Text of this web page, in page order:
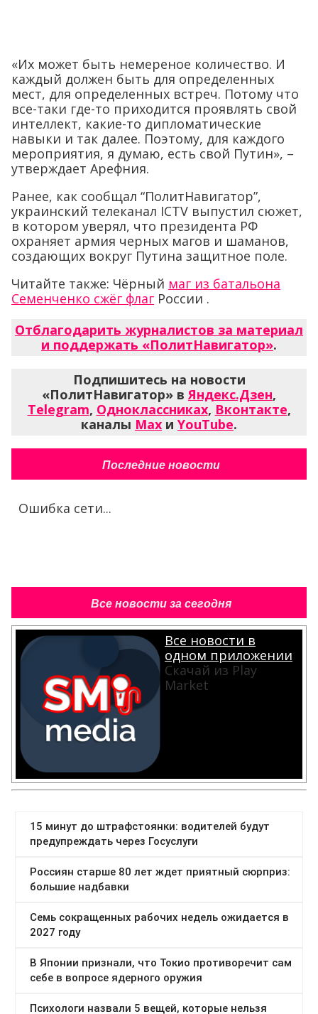
«Их может быть немереное количество. И
каждый должен быть для определенных
мест, для определенных встреч. Потому что
все-таки где-то приходится проявлять свой
интеллект, какие-то дипломатические
навыки и так далее. Поэтому, для каждого
мероприятия, я думаю, есть свой Путин», –
утверждает Арефния.
Ранее, как сообщал “ПолитНавигатор”,
украинский телеканал ICTV выпустил сюжет,
в котором уверял, что президента РФ
охраняет армия черных магов и шаманов,
создающих вокруг Путина защитное поле.
Читайте также: Чёрный маг из батальона
Семенченко сжёг флаг России .
Отблагодарить журналистов за материал
и поддержать «ПолитНавигатор».
Подпишитесь на новости
«ПолитНавигатор» в Яндекс.Дзен,
Telegram, Одноклассниках, Вконтакте,
каналы Max и YouTube.
Последние новости
Ошибка сети...
Все новости за сегодня
Все новости в
одном приложении
Скачай из Play
Market